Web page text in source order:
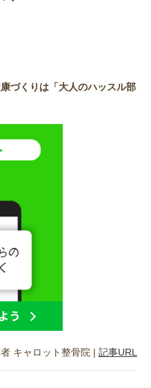
づくりは「大人のハッスル部
キャロット整骨院 | 記事URL